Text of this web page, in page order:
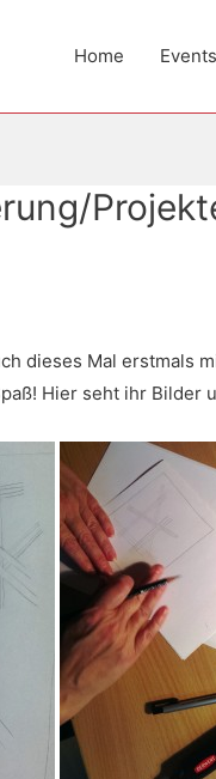
Home Events
dieses Mal erstmals
Hier seht ihr